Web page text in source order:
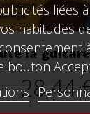
la
28,44
liées
habitudes
bouton